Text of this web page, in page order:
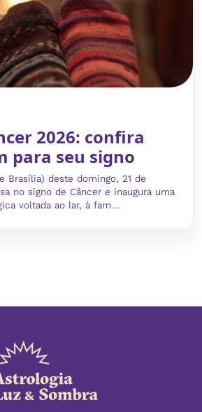
2026: confira
para seu signo
Brasília) deste domingo, 21 de
no signo de Câncer e inaugura uma
voltada ao lar, à fam...